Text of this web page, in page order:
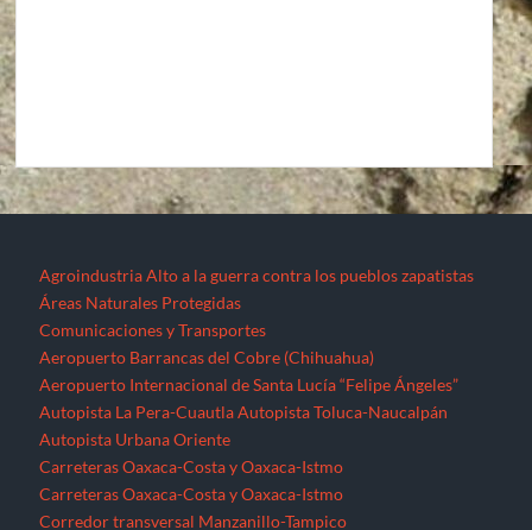
Carreteras Oaxaca-Costa y Oaxaca-Istmo
Carreteras Oaxaca-Costa y Oaxaca-Istmo
Corredor transversal Manzanillo-Tampico
Nuevo Aeropuerto de la Ciudad de México (México)
Proyecto Cuyutlán-Puerto (Colima)
Supercarretera Mazatlán-Durango
ContactoCorredores industrialesDesaparecidos
Espejos de la resistenciaFeminicidios
Fracturación Hidráulica (Fracking)
Hidrocarburos
Gasoducto Jaltipan – Salina Cruz
Gasoducto Salina Cruz – TapachulaGasoducto Tuxpan – Tula
Proyecto Aceites Terciarios del Golfo (Veracruz y Puebla)